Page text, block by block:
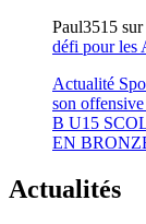
Paul3515 sur
défi pour les
Actualité
son
B U15
EN
Actualités